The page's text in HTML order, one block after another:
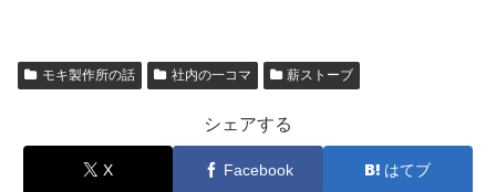
モキ製作所の話 社内の一コマ 薪ストーブ
シェアする
X Facebook はてブ